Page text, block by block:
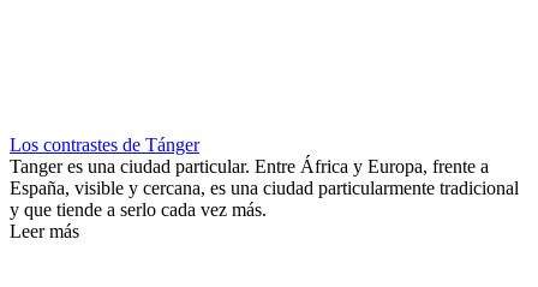
Los contrastes de Tánger
Tanger es una ciudad particular. Entre África y Europa, frente a
España, visible y cercana, es una ciudad particularmente tradicional
y que tiende a serlo cada vez más.
Leer más